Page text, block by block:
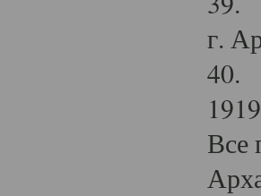
г.
40.
Все